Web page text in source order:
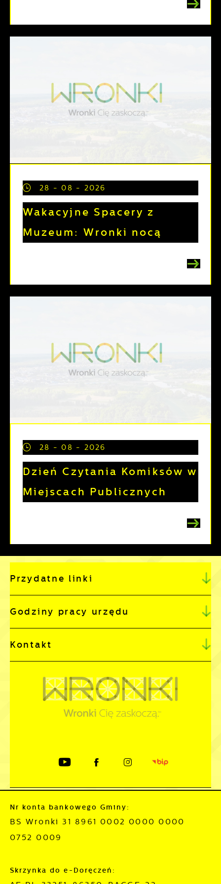
28 - 08 - 2026
Wakacyjne Spacery z
Muzeum: Wronki nocą
28 - 08 - 2026
Dzień Czytania Komiksów w
Miejscach Publicznych
Przydatne linki
Godziny pracy urzędu
Kontakt
Nr konta bankowego Gminy:
BS Wronki 31 8961 0002 0000 0000
0752 0009
Skrzynka do e-Doręczeń: